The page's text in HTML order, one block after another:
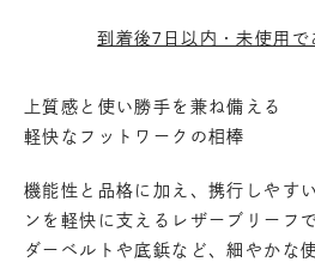
到着後7日以内・未使用
上質感と使い勝手を兼ね備える
軽快なフットワークの相棒
機能性と品格に加え、携行しやす
ンを軽快に支えるレザーブリーフ
ダーベルトや底鋲など、細やかな